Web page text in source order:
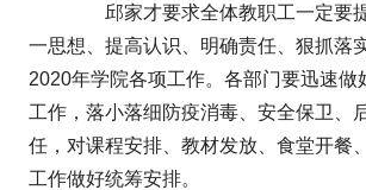
邱家才要求全体教职工一定要
一思想、提高认识、明确责任、狠抓落
2020年学院各项工作。各部门要迅速做
工作，落小落细防疫消毒、安全保卫、
任，对课程安排、教材发放、食堂开餐
工作做好统筹安排。